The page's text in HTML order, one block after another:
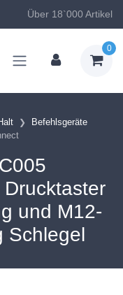
Über 18`000 Artikel
0
Befehlsgeräte
und M12-
Schlegel